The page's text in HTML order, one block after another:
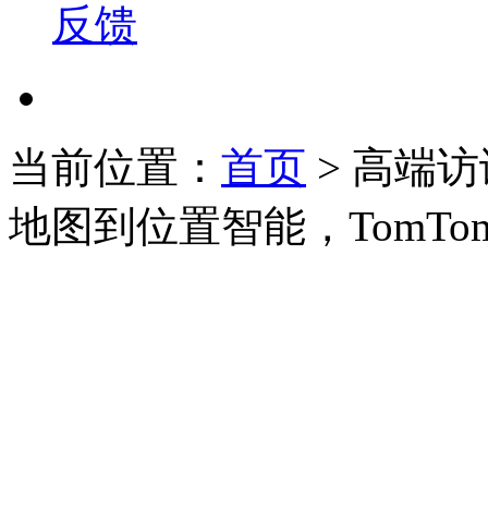
反馈
当前位置： 首页 > 高端
地图到位置智能，